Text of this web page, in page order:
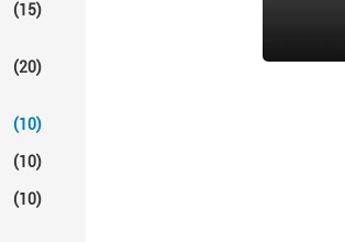
(15)
(20)
(10)
(10)
(10)